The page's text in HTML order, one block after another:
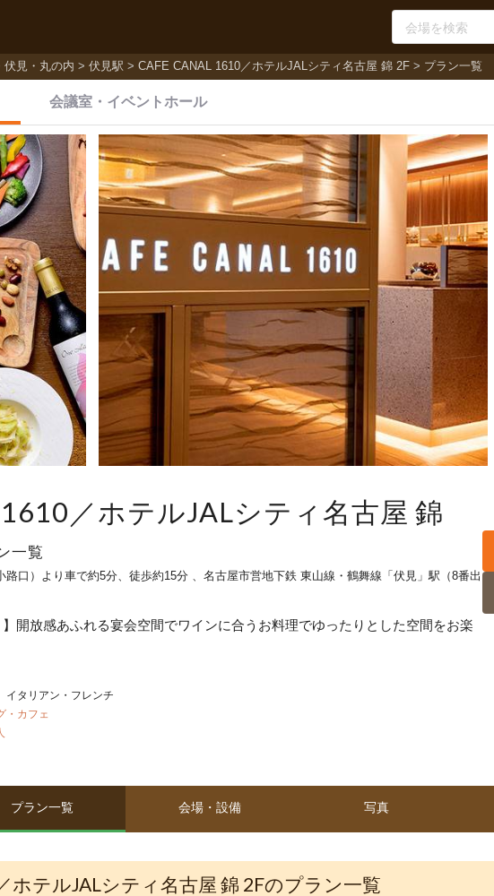
伏見・丸の内 伏見駅 CAFE CANAL 1610／ホテルJALシティ名古屋 錦 2F プラン一覧
会議室・ イベントホール
／ホテルJALシティ名古屋 錦
一覧
路口）より車で約5分、徒歩約15分 、名古屋市営地下鉄 東山線・鶴舞線「伏見」駅（8番出
】開放感あふれる宴会空間でワインに合うお料理でゆったりとした空間をお楽
イタリアン・フレンチ
・カフェ
プラン一覧 会場・設備 写真
ホテルJALシティ名古屋 錦 2Fのプラン一覧